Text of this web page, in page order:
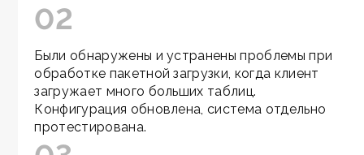
02
Были обнаружены и устранены проблемы при
обработке пакетной загрузки, когда клиент
загружает много больших таблиц.
Конфигурация обновлена, система отдельно
протестирована.